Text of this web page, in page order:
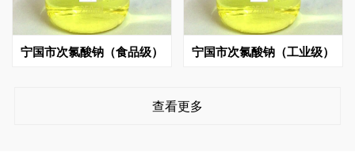
宁国市次氯酸钠（食品级） 宁国市次氯酸钠（工业级）
查看更多